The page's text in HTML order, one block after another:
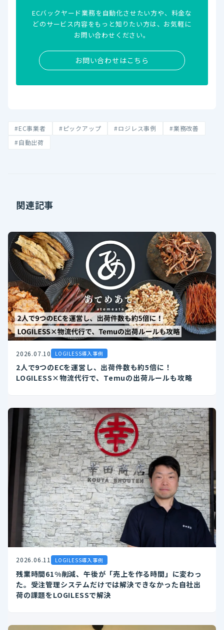
ECバックヤード業務を自動化させたい方や、料金な
どのサービス内容をもっと知りたい方は、お気軽に
お問い合わせください。
お問い合わせはこちら
#EC事業者 #ピックアップ #ロジレス事例
#業務改善
#自動出荷
関連記事
2026.07.10 LOGILESS導入事例
2人で9つのECを運営し、出荷件数も約5倍に！
LOGILESS×物流代行で、Temuの出荷ルールも攻略
2026.06.11 LOGILESS導入事例
残業時間61%削減、午後が「売上を作る時間」に変わっ
た。受注管理システムだけでは解決できなかった自社出
荷の課題をLOGILESSで解決